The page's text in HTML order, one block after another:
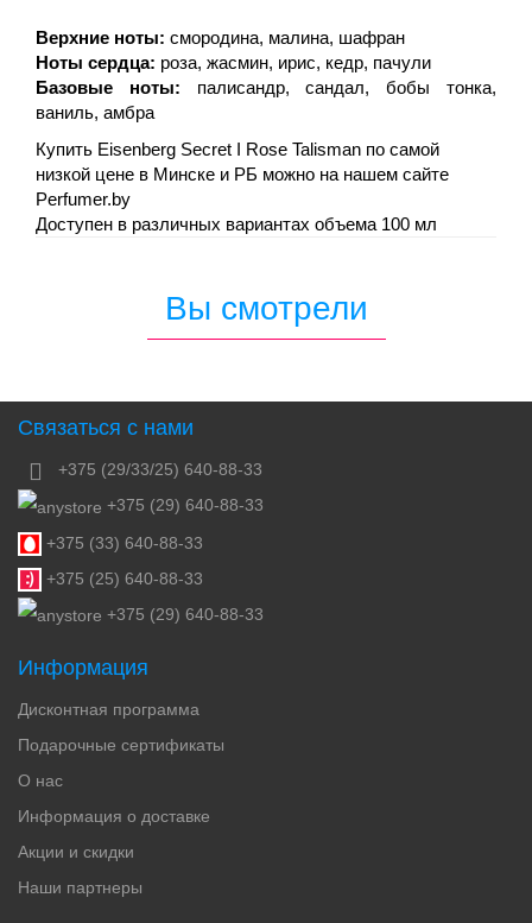
Верхние ноты: смородина, малина, шафран
Ноты сердца: роза, жасмин, ирис, кедр, пачули
Базовые ноты: палисандр, сандал, бобы тонка,
ваниль, амбра
Купить Eisenberg Secret I Rose Talisman по самой
низкой цене в Минске и РБ можно на нашем сайте
Perfumer.by
Доступен в различных вариантах объема 100 мл
Вы смотрели
Связаться с нами
+375 (29/33/25) 640-88-33
+375 (29) 640-88-33
+375 (33) 640-88-33
+375 (25) 640-88-33
+375 (29) 640-88-33
Информация
Дисконтная программа
Подарочные сертификаты
О нас
Информация о доставке
Акции и скидки
Наши партнеры